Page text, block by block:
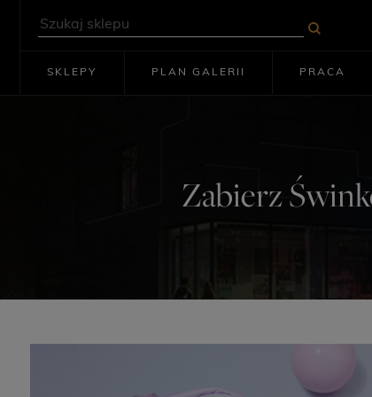
SKLEPY PLAN GALERII PRACA
Zabierz